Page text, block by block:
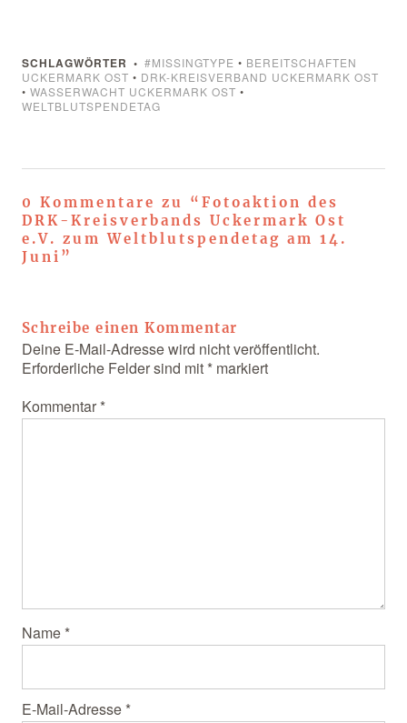
SCHLAGWÖRTER #MISSINGTYPE • BEREITSCHAFTEN
UCKERMARK OST • DRK-KREISVERBAND UCKERMARK OST
• WASSERWACHT UCKERMARK OST •
WELTBLUTSPENDETAG
0 Kommentare zu “ Fotoaktion des
DRK-Kreisverbands Uckermark Ost
e.V. zum Weltblutspendetag am 14.
Juni ”
Schreibe einen Kommentar
Deine E-Mail-Adresse wird nicht veröffentlicht.
Erforderliche Felder sind mit *markiert
Kommentar *
Name *
E-Mail-Adresse *